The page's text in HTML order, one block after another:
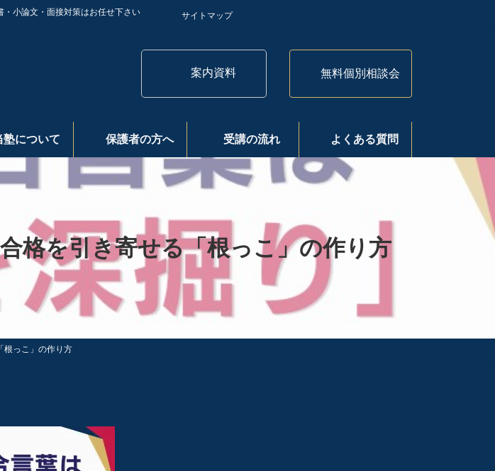
・小論文・面接対策はお任せ下さい サイトマップ
案内資料 無料個別相談会
塾について 保護者の方へ 受講の流れ よくある質問
格を引き寄せる「根っこ」の作り方
根っこ」の作り方